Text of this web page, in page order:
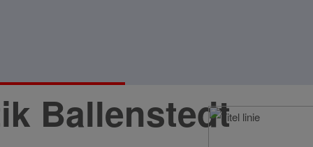
Ballenstedt